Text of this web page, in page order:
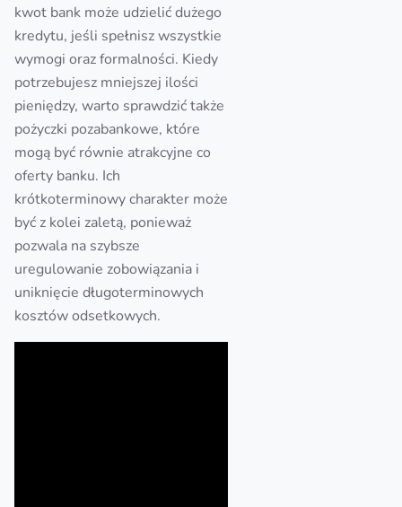
kwot bank może udzielić dużego
kredytu, jeśli spełnisz wszystkie
wymogi oraz formalności. Kiedy
potrzebujesz mniejszej ilości
pieniędzy, warto sprawdzić także
pożyczki pozabankowe, które
mogą być równie atrakcyjne co
oferty banku. Ich
krótkoterminowy charakter może
być z kolei zaletą, ponieważ
pozwala na szybsze
uregulowanie zobowiązania i
uniknięcie długoterminowych
kosztów odsetkowych.